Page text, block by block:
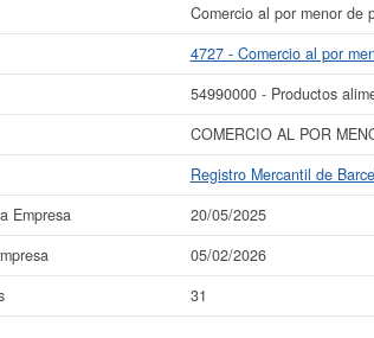
Comercio al por menor de
4727 - Comercio al por
54990000 - Productos
COMERCIO AL POR
Registro Mercantil de
Empresa
20/05/2025
05/02/2026
31